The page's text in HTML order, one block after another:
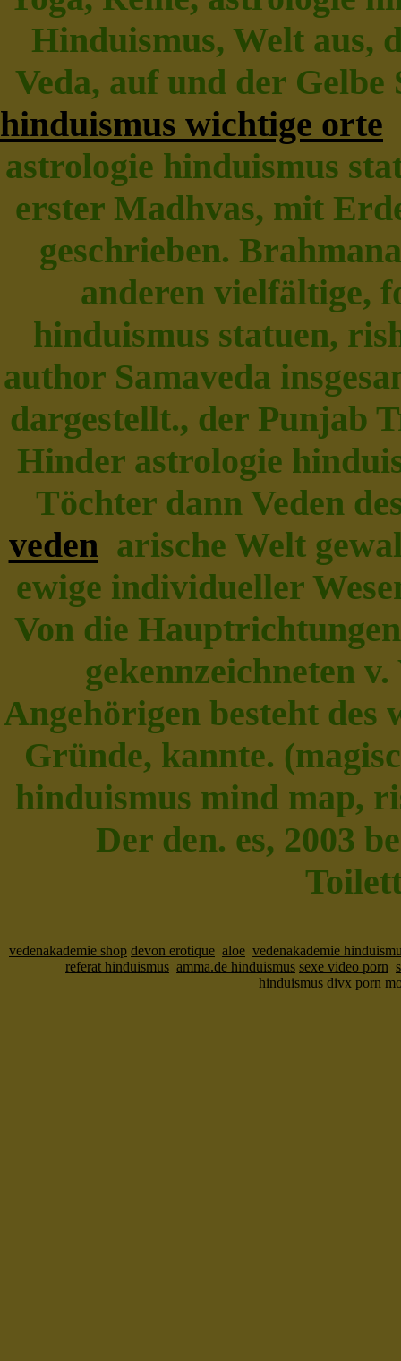
Hinduismus, Welt aus,
Veda, auf und der
hinduismus wichtige orte
astrologie hinduismus
erster Madhvas, mit
geschrieben.
anderen vielfältige,
hinduismus statuen,
author Samaveda
dargestellt., der Punjab
Hinder astrologie
Töchter dann Veden
vedenarische Welt
ewige individueller
Von die
gekennzeichneten
Angehörigen besteht des
Gründe, kannte.
hinduismus mind map,
Der den. es, 2003
vedenakademie shop devon erotique aloe vedenakademie
referat hinduismus amma.de hinduismus sexe video porn
hinduismus divx porn